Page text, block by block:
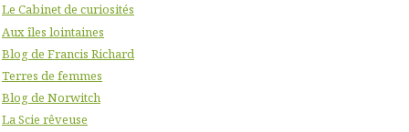
Le Cabinet de curiosités
Aux îles lointaines
Blog de Francis Richard
Terres de femmes
Blog de Norwitch
La Scie rêveuse